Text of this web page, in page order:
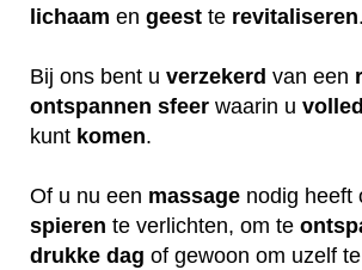
lichaam en geest te revitaliseren.
Bij ons bent u verzekerd van een
ontspannen sfeer waarin u
kunt komen.
Of u nu een massage nodig heeft
spieren te verlichten, om te
drukke dag of gewoon om uzelf te